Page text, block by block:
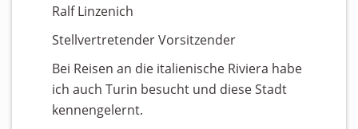
Ralf Linzenich
Stellvertretender Vorsitzender
Bei Reisen an die italienische Riviera habe
ich auch Turin besucht und diese Stadt
kennengelernt.